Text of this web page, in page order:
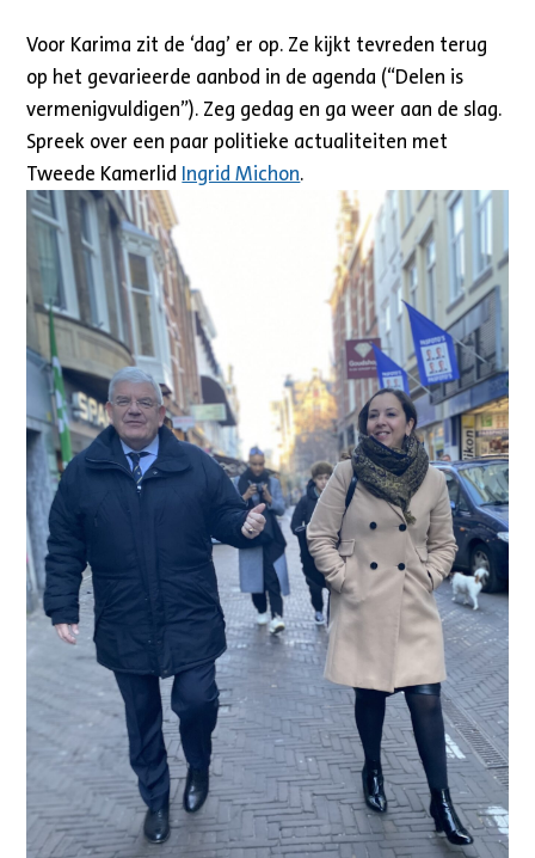
Voor Karima zit de ‘dag’ er op. Ze kijkt tevreden terug
op het gevarieerde aanbod in de agenda (“Delen is
vermenigvuldigen”). Zeg gedag en ga weer aan de slag.
Spreek over een paar politieke actualiteiten met
Tweede Kamerlid Ingrid Michon.